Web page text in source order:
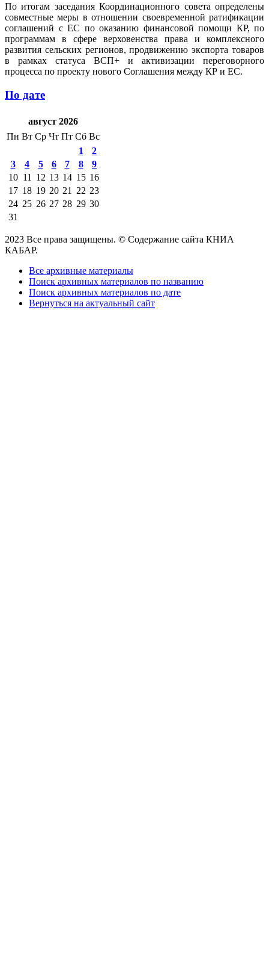
По итогам заседания Координационного совета определены
совместные меры в отношении своевременной ратификации
соглашений с ЕС по оказанию финансовой помощи КР, по
программам в сфере верховенства права и комплексного
развития сельских регионов, продвижению экспорта товаров
в рамках статуса ВСП+ и активизации переговорного
процесса по проекту нового Соглашения между КР и ЕС.
По дате
август 2026
Пн Вт Ср Чт Пт Сб Вс
1
2
3
4 5 6 7 8
9
10 11 12 13 14 15 16
17 18 19 20 21 22 23
24 25 26 27 28 29 30
31
2023 Все права защищены. © Содержание сайта КНИА
КАБАР.
Все архивные материалы
Поиск архивных материалов по названию
Поиск архивных материалов по дате
Вернуться на актуальный сайт